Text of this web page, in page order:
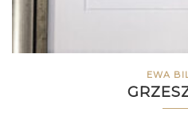
EWA